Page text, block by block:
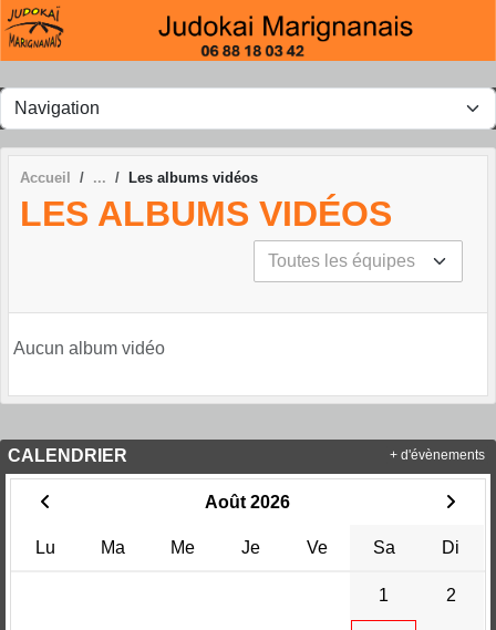
Accueil Les albums vidéos
LES ALBUMS VIDÉOS
Aucun album vidéo
CALENDRIER
Août 2026
Lu Ma Me Je Ve Sa Di
1 2
+ d'évènements
Panneau de gestion des cookies